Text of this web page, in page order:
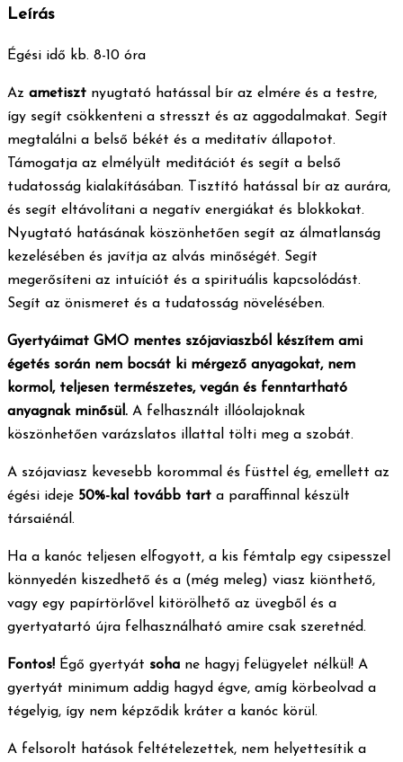
Leírás
Égési idő kb. 8-10 óra
Az ametiszt nyugtató hatással bír az elmére és a testre,
így segít csökkenteni a stresszt és az aggodalmakat. Segít
megtalálni a belső békét és a meditatív állapotot.
Támogatja az elmélyült meditációt és segít a belső
tudatosság kialakításában. Tisztító hatással bír az aurára,
és segít eltávolítani a negatív energiákat és blokkokat.
Nyugtató hatásának köszönhetően segít az álmatlanság
kezelésében és javítja az alvás minőségét. Segít
megerősíteni az intuíciót és a spirituális kapcsolódást.
Segít az önismeret és a tudatosság növelésében.
Gyertyáimat GMO mentes szójaviaszból készítem ami
égetés során nem bocsát ki mérgező anyagokat, nem
kormol, teljesen természetes, vegán és fenntartható
anyagnak minősül. A felhasznált illóolajoknak
köszönhetően varázslatos illattal tölti meg a szobát.
A szójaviasz kevesebb korommal és füsttel ég, emellett az
égési ideje 50%-kal tovább tart a paraffinnal készült
társaiénál.
Ha a kanóc teljesen elfogyott, a kis fémtalp egy csipesszel
könnyedén kiszedhető és a (még meleg) viasz kiönthető,
vagy egy papírtörlővel kitörölhető az üvegből és a
gyertyatartó újra felhasználható amire csak szeretnéd.
Fontos! Égő gyertyát soha ne hagyj felügyelet nélkül! A
gyertyát minimum addig hagyd égve, amíg körbeolvad a
tégelyig, így nem képződik kráter a kanóc körül.
A felsorolt hatások feltételezettek, nem helyettesítik a